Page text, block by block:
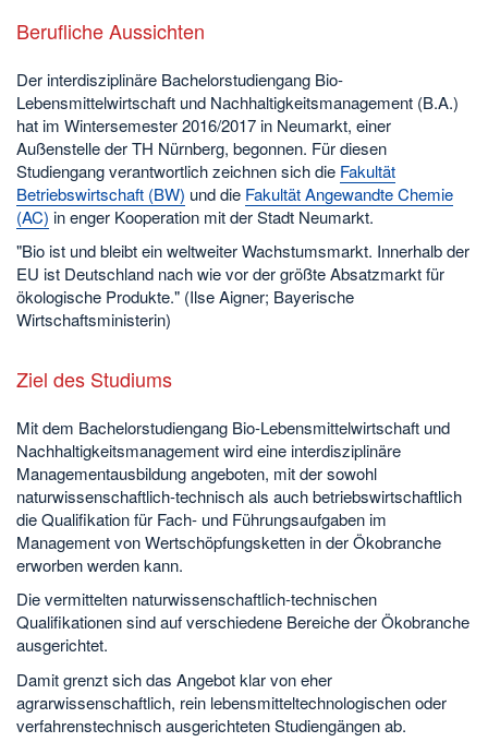
Berufliche Aussichten
Der interdisziplinäre Bachelorstudiengang Bio-
Lebensmittelwirtschaft und Nachhaltigkeitsmanagement (B.A.)
hat im Wintersemester 2016/2017 in Neumarkt, einer
Außenstelle der TH Nürnberg, begonnen. Für diesen
Studiengang verantwortlich zeichnen sich die Fakultät
Betriebswirtschaft (BW) und die Fakultät Angewandte Chemie
(AC) in enger Kooperation mit der Stadt Neumarkt.
"Bio ist und bleibt ein weltweiter Wachstumsmarkt. Innerhalb der
EU ist Deutschland nach wie vor der größte Absatzmarkt für
ökologische Produkte." (Ilse Aigner; Bayerische
Wirtschaftsministerin)
Ziel des Studiums
Mit dem Bachelorstudiengang Bio-Lebensmittelwirtschaft und
Nachhaltigkeitsmanagement wird eine interdisziplinäre
Managementausbildung angeboten, mit der sowohl
naturwissenschaftlich-technisch als auch betriebswirtschaftlich
die Qualifikation für Fach- und Führungsaufgaben im
Management von Wertschöpfungsketten in der Ökobranche
erworben werden kann.
Die vermittelten naturwissenschaftlich-technischen
Qualifikationen sind auf verschiedene Bereiche der Ökobranche
ausgerichtet.
Damit grenzt sich das Angebot klar von eher
agrarwissenschaftlich, rein lebensmitteltechnologischen oder
verfahrenstechnisch ausgerichteten Studiengängen ab.